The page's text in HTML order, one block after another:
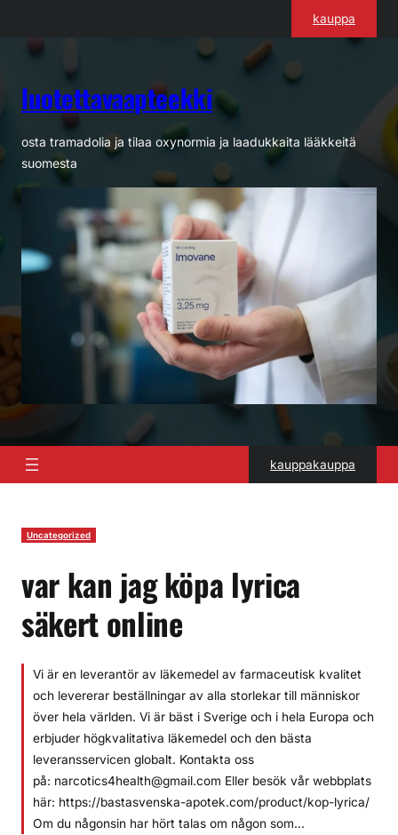
kauppa
luotettavaapteekki
osta tramadolia ja tilaa oxynormia ja laadukkaita lääkkeitä
suomesta
kauppakauppa
Uncategorized
var kan jag köpa lyrica
säkert online
Vi är en leverantör av läkemedel av farmaceutisk kvalitet
och levererar beställningar av alla storlekar till människor
över hela världen. Vi är bäst i Sverige och i hela Europa och
erbjuder högkvalitativa läkemedel och den bästa
leveransservicen globalt. Kontakta oss
på: narcotics4health@gmail.com Eller besök vår webbplats
här: https://bastasvenska-apotek.com/product/kop-lyrica/
Om du någonsin har hört talas om någon som…